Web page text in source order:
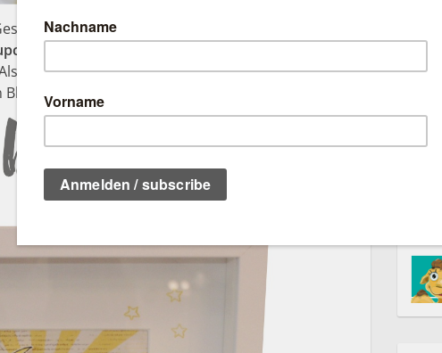
zur Geburt habe ich das neue
und Karrussels
ich es beim Katalogdurchblättern entdeckt habe,